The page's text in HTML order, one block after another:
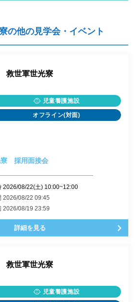
の他の見学会・イベント
救世軍世光寮
児童養護施設
オフライン(対面)
採用面接会
2026/08/22(土) 10:00~12:00
2026/08/22 09:45
2026/08/19 23:59
詳細を見る
救世軍世光寮
児童養護施設